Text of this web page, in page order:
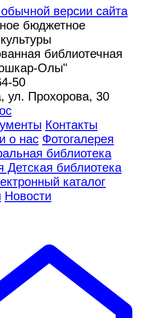
версии сайта
бюджетное
библиотечная
Олы"
50
ул. Прохорова, 30
Контакты
о нас Фотогалерея
библиотека
Детская библиотека
каталог
Новости